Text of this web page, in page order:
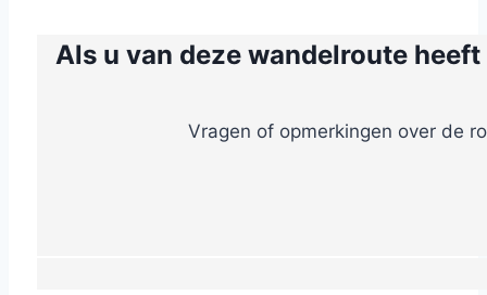
Als u van deze wandelroute
Vragen of opmerkingen over de